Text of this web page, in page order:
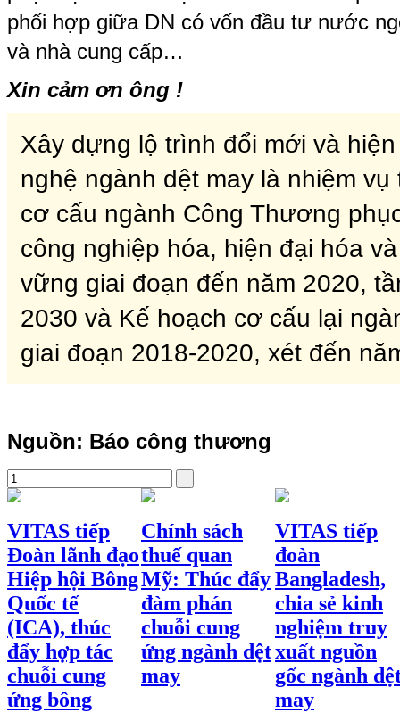
phối hợp giữa DN có vốn đầu tư nước
và nhà cung cấp…
Xin cảm ơn ông !
Xây dựng lộ trình đổi mới và
nghệ ngành dệt may là nhiệm vụ
cơ cấu ngành Công Thương
công nghiệp hóa, hiện đại hóa
vững giai đoạn đến năm 2020,
2030 và Kế hoạch cơ cấu lại
giai đoạn 2018-2020, xét đến
Nguồn: Báo công thương
VITAS tiếp
Đoàn lãnh đạo
Hiệp hội Bông
Quốc tế
(ICA), thúc
đẩy hợp tác
chuỗi cung
ứng bông
Chính sách
thuế quan
Mỹ: Thúc đẩy
đàm phán
chuỗi cung
ứng ngành dệt
may
VITAS tiếp
đoàn
Bangladesh,
chia sẻ kinh
nghiệm truy
xuất nguồn
gốc ngành
may